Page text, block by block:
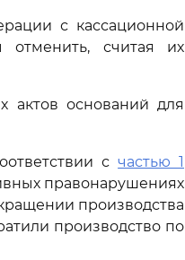
с кассационной
считая их
актов оснований для
счастью 1
правонарушениях
производства
производство по